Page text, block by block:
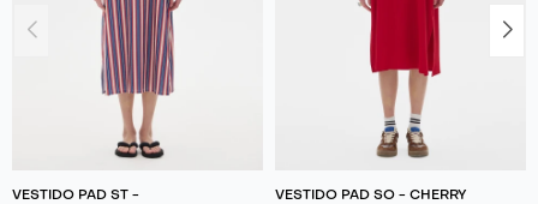
VESTIDO PAD ST -
VESTIDO PAD SO - CHERRY